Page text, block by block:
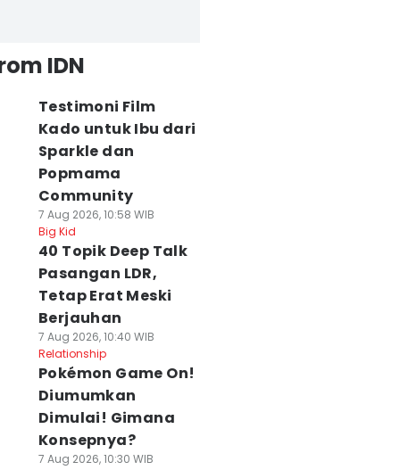
IDN
Testimoni Film
Kado untuk Ibu dari
Sparkle dan
Popmama
Community
7 Aug 2026, 10:58 WIB
Big Kid
40 Topik Deep Talk
Pasangan LDR,
Tetap Erat Meski
Berjauhan
7 Aug 2026, 10:40 WIB
Relationship
Pokémon Game On!
Diumumkan
Dimulai! Gimana
Konsepnya?
7 Aug 2026, 10:30 WIB